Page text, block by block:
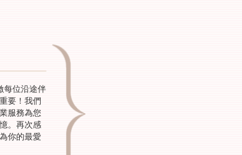
每位沿途伴
要！我們
服務為您
。再次感
你的最愛